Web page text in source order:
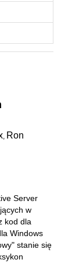
, Ron
Server
w
kod dla
Windows
stanie się